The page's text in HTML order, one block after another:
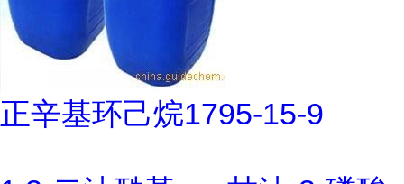
正辛基环己烷1795-15-9